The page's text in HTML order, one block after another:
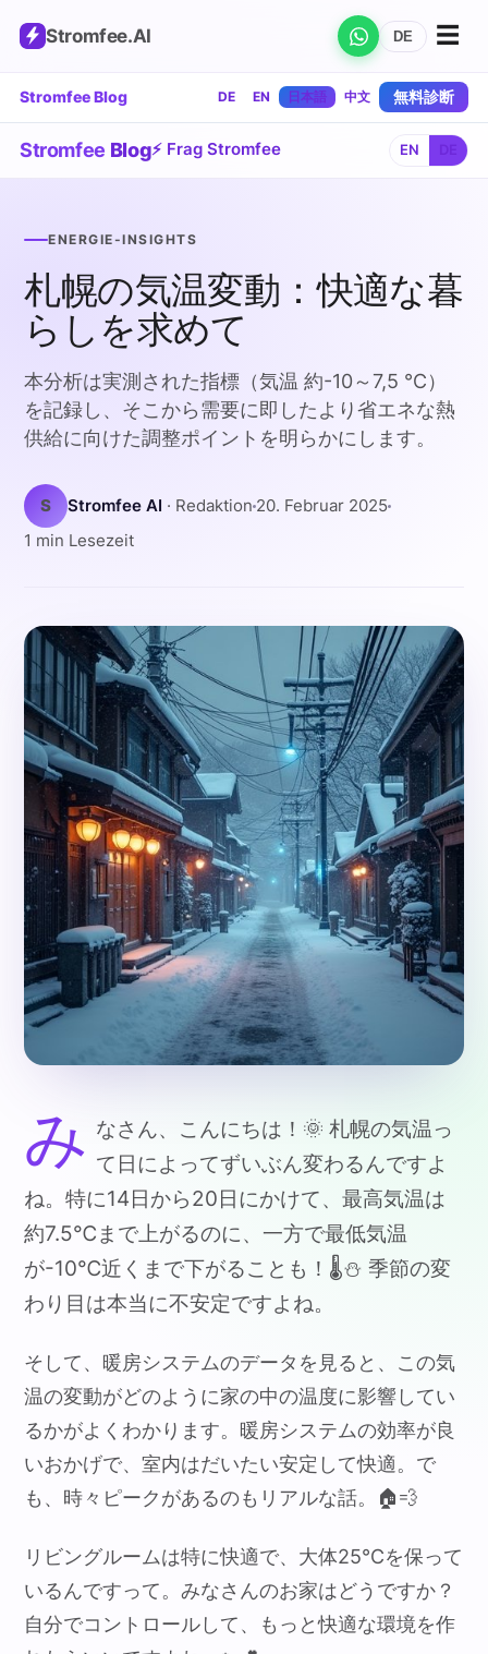
Stromfee.AI DE ☰
Stromfee Blog DE EN 日本語 中文 無料診断
Stromfee Blog⚡ Frag Stromfee EN
ENERGIE-INSIGHTS
札幌の気温変動：快適な暮
らしを求めて
本分析は実測された指標（気温 約-10～7,5 °C）
を記録し、そこから需要に即したより省エネな熱
供給に向けた調整ポイントを明らかにします。
S Stromfee AI · Redaktion 20. Februar 2025
1 min Lesezeit
み なさん、こんにちは！🌞 札幌の気温っ
て日によってずいぶん変わるんですよ
ね。特に14日から20日にかけて、最高気温は
約7.5℃まで上がるのに、一方で最低気温
が-10℃近くまで下がることも！🌡️⛄️ 季節の変
わり目は本当に不安定ですよね。
そして、暖房システムのデータを見ると、この気
温の変動がどのように家の中の温度に影響してい
るかがよくわかります。暖房システムの効率が良
いおかげで、室内はだいたい安定して快適。で
も、時々ピークがあるのもリアルな話。🏠💨
リビングルームは特に快適で、大体25℃を保って
いるんですって。みなさんのお家はどうですか？
自分でコントロールして、もっと快適な環境を作